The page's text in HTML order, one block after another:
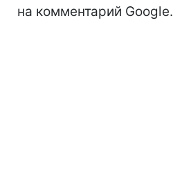
на комментарий Google.